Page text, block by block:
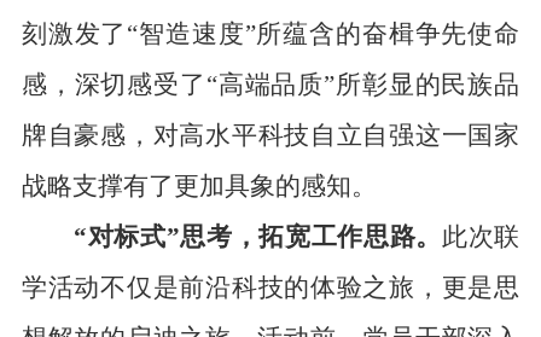
刻 激发了“智造速度”所蕴含的奋楫争先使命
感 ， 深切感受了 “高端品质”所彰显的民族品
牌自豪感 ，对高水平科技自立自强这一国家
战略支撑有了更加具象的感知。
“对标式”思考，拓宽工作思路。 此次联
学活动不仅是前沿科技的体验之旅，更是思